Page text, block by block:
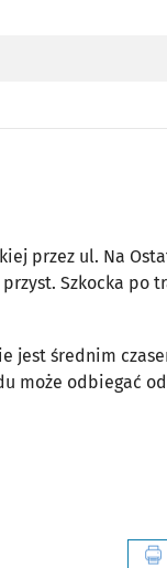
PRZEZ UL. NA
PRZEZ UL. NA OSTATNIM
przez ul. Na
Szkocka po
jest średnim
może odbiegać